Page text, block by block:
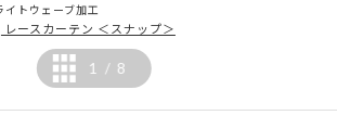
トウェーブ加工
レースカーテン ＜スナップ＞
1 / 8